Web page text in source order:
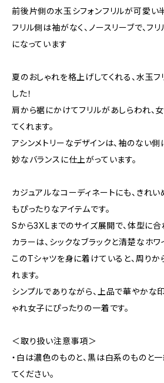
前後片側の水玉シフォンフリルが可愛い
フリル側は袖がなく、ノースリーブで、フ
になっています
夏のおしゃれを格上げしてくれる、水玉
した！
肩から裾にかけてフリルがあしらわれ、
てくれます。
アシンメトリーなデザインは、袖のない側
妙なバランスに仕上がっています。
カジュアルなコーディネートにも、きれ
もぴったりなアイテムです。
Sから3XLまでのサイズ展開で、体型に合
カラーは、シックなブラックと清楚なホワ
このTシャツを身に着けていると、周り
れます。
シンプルでありながら、上品で華やかな
ゃれ女子にぴったりの一着です。
＜取り扱い注意事項＞
・白は濃色のものと、黒は白系のものと
てください。